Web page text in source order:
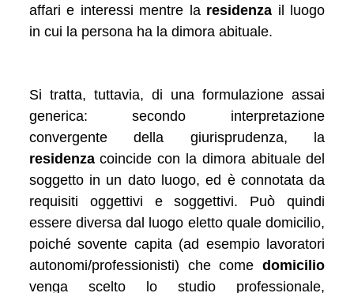
affari e interessi mentre la residenza il luogo
in cui la persona ha la dimora abituale.
Si tratta, tuttavia, di una formulazione assai
generica: secondo interpretazione
convergente della giurisprudenza, la
residenzacoincide con la dimora abituale del
soggetto in un dato luogo, ed è connotata da
requisiti oggettivi e soggettivi. Può quindi
essere diversa dal luogo eletto quale domicilio,
poiché sovente capita (ad esempio lavoratori
autonomi/professionisti) che comedomicilio
venga scelto lo studio professionale,